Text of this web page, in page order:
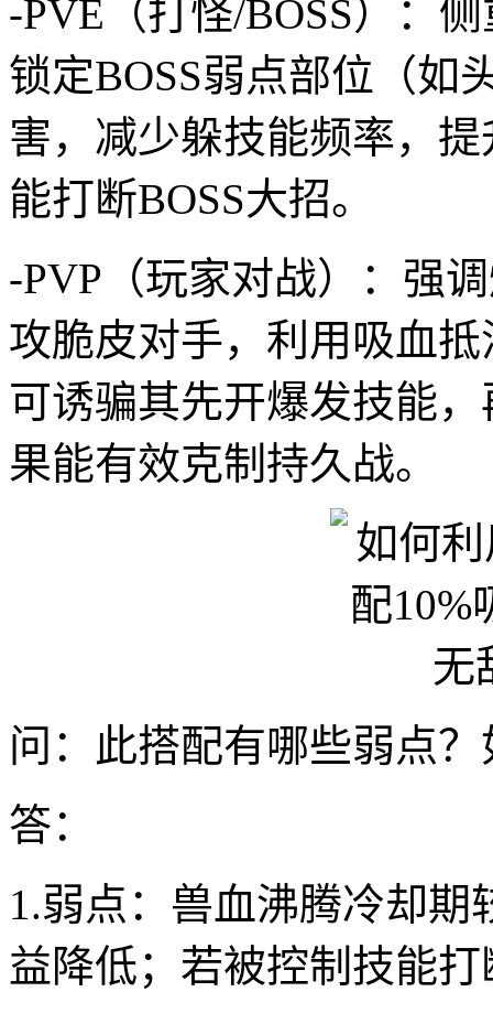
-PVE（打怪/BOSS）：
锁定BOSS弱点部位（如
害，减少躲技能频率，
能打断BOSS大招。
-PVP（玩家对战）：强
攻脆皮对手，利用吸血
可诱骗其先开爆发技能
果能有效克制持久战。
问：此搭配有哪些弱点
答：
1.弱点：兽血沸腾冷却
益降低；若被控制技能